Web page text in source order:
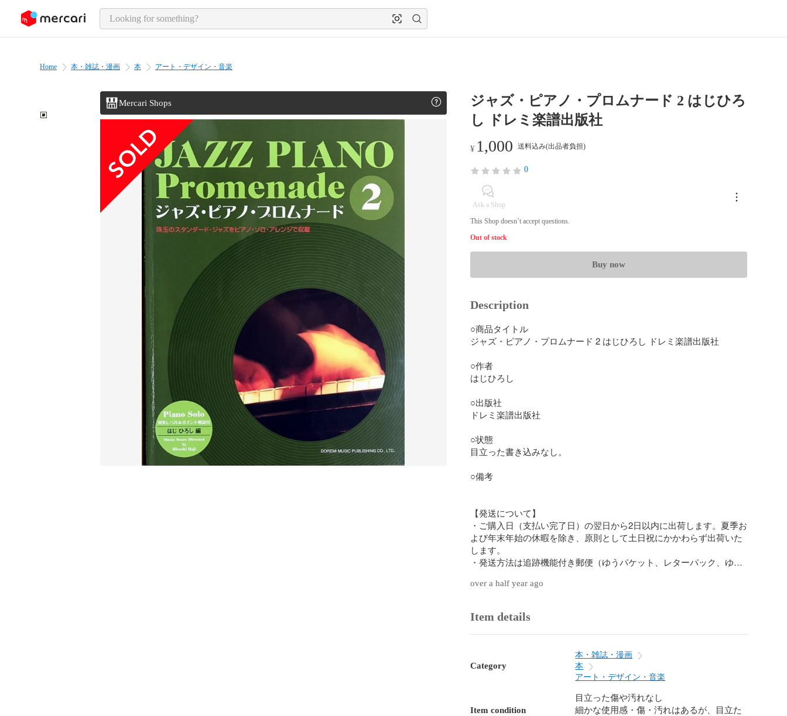
page content
Home 本・雑誌・漫画 本 アート・デザイン・音楽
Mercari Shops
ジャズ・ピアノ・プロムナード 2 はじひろ
し ドレミ楽譜出版社
¥ 1,000 送料込み(出品者負担)
0
Ask a Shop
This Shop doesn’t accept questions.
Out of stock
Buy now
Description
○商品タイトル
ジャズ・ピアノ・プロムナード 2 はじひろし ドレミ楽譜出版社
○作者
はじひろし
○出版社
ドレミ楽譜出版社
○状態
目立った書き込みなし。
○備考
【発送について】
・ご購入日（支払い完了日）の翌日から2日以内に出荷します。夏季お
よび年末年始の休暇を除き、原則として土日祝にかかわらず出荷いた
します。
・発送方法は追跡機能付き郵便（ゆうパケット、レターパック、ゆう
・商品のサイズや個数に応じて最適な発送方法を決定しますので、発
・ゆうパケットおよびレターパックライトはポスト投函、レターパッ
クプラス、ゆうパックは対面でのお受け取りとなります。
・どの配送方法も土日祝にかかわらずお受け取りいただけます。
【梱包について】
・破れにくく中身が透けない防水仕様の宅配ビニール袋を使用してい
・梱包資材はできるだけ簡素にし廃棄時にかさばらないよう配慮して
おります。
over a half year ago
Item details
Category
本・雑誌・漫画
本
アート・デザイン・音楽
Item condition
目立った傷や汚れなし
細かな使用感・傷・汚れはあるが、目立た